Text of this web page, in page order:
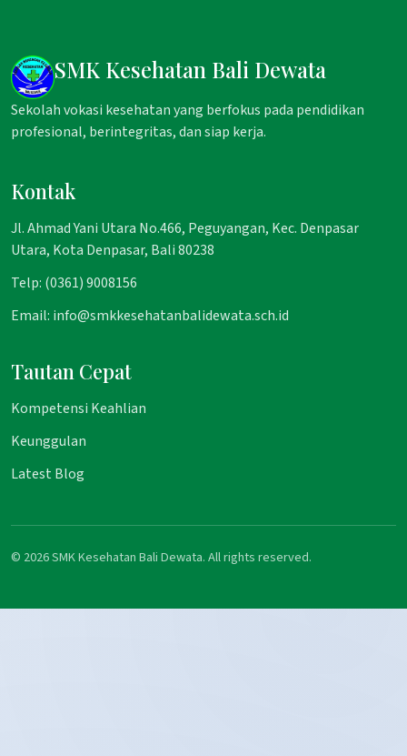
SMK Kesehatan Bali Dewata
Sekolah vokasi kesehatan yang berfokus pada pendidikan
profesional, berintegritas, dan siap kerja.
Kontak
Jl. Ahmad Yani Utara No.466, Peguyangan, Kec. Denpasar
Utara, Kota Denpasar, Bali 80238
Telp: (0361) 9008156
Email: info@smkkesehatanbalidewata.sch.id
Tautan Cepat
Kompetensi Keahlian
Keunggulan
Latest Blog
© 2026 SMK Kesehatan Bali Dewata. All rights reserved.